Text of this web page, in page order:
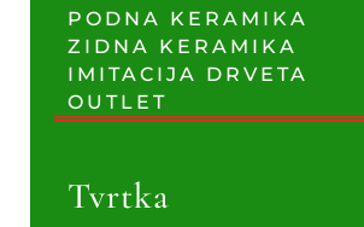
PODNA KERAMIKA
ZIDNA KERAMIKA
IMITACIJA DRVETA
OUTLET
Tvrtka